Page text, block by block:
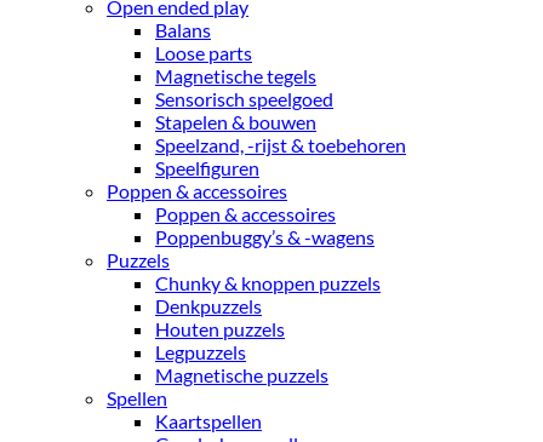
Open ended play
Balans
Loose parts
Magnetische tegels
Sensorisch speelgoed
Stapelen & bouwen
Speelzand, -rijst & toebehoren
Speelfiguren
Poppen & accessoires
Poppen & accessoires
Poppenbuggy’s & -wagens
Puzzels
Chunky & knoppen puzzels
Denkpuzzels
Houten puzzels
Legpuzzels
Magnetische puzzels
Spellen
Kaartspellen